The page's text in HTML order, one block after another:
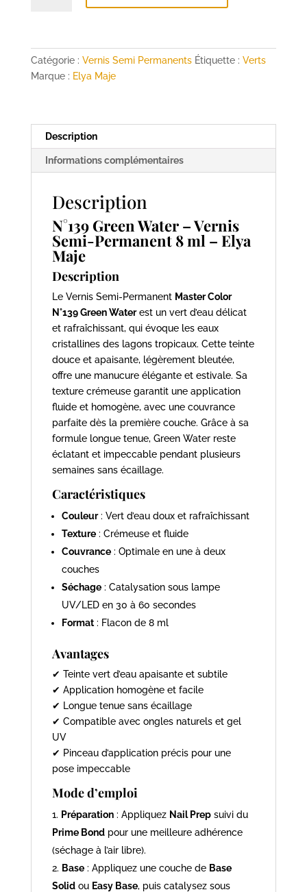
–
Vernis
8
Elya
Catégorie : Vernis Semi Permanents Étiquette : Verts
Marque : Elya Maje
Description
Informations complémentaires
Description
N°139 Green Water – Vernis
Semi-Permanent 8 ml – Elya
Maje
Description
Le Vernis Semi-Permanent Master Color
N°139 Green Waterest un vert d’eau délicat
et rafraîchissant, qui évoque les eaux
cristallines des lagons tropicaux. Cette teinte
douce et apaisante, légèrement bleutée,
offre une manucure élégante et estivale. Sa
texture crémeuse garantit une application
fluide et homogène, avec une couvrance
parfaite dès la première couche. Grâce à sa
formule longue tenue, Green Water reste
éclatant et impeccable pendant plusieurs
semaines sans écaillage.
Caractéristiques
Couleur: Vert d’eau doux et rafraîchissant
Texture: Crémeuse et fluide
Couvrance: Optimale en une à deux
couches
Séchage: Catalysation sous lampe
UV/LED en 30 à 60 secondes
Format: Flacon de 8 ml
Avantages
✔ Teinte vert d’eau apaisante et subtile
✔ Application homogène et facile
✔ Longue tenue sans écaillage
✔ Compatible avec ongles naturels et gel
UV
✔ Pinceau d’application précis pour une
pose impeccable
Mode d’emploi
Préparation: Appliquez Nail Prepsuivi du
Prime Bondpour une meilleure adhérence
(séchage à l’air libre).
Base: Appliquez une couche de Base
Solidou Easy Base, puis catalysez sous